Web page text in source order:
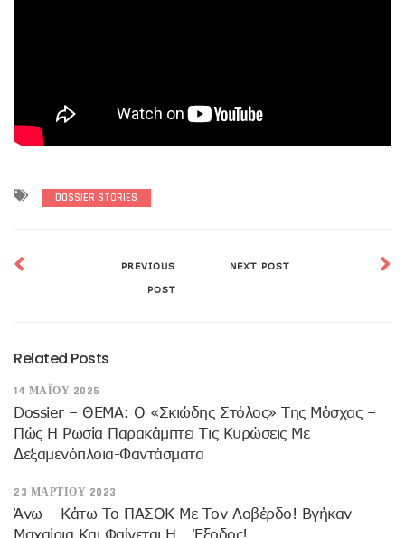
DOSSIER STORIES
PREVIOUS
POST
NEXT POST
Related Posts
14 ΜΑΪ́ΟΥ 2025
Dossier – ΘΕΜΑ: Ο «σκιώδης Στόλος» Της Μόσχας –
Πώς Η Ρωσία Παρακάμπτει Τις Κυρώσεις Με
Δεξαμενόπλοια-Φαντάσματα
23 ΜΑΡΤΊΟΥ 2023
Άνω – Κάτω Το ΠΑΣΟΚ Με Τον Λοβέρδο! Βγήκαν
Μαχαίρια Και Φαίνεται Η… Έξοδος!